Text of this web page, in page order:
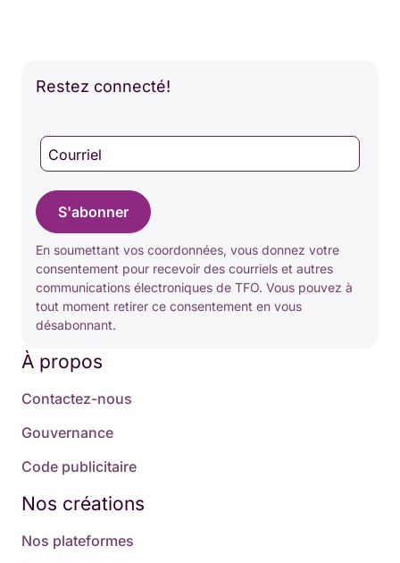
Restez connecté!
Courriel
S'abonner
En soumettant vos coordonnées, vous donnez votre
consentement pour recevoir des courriels et autres
communications électroniques de TFO. Vous pouvez à
tout moment retirer ce consentement en vous
désabonnant.
À propos
Contactez-nous
Gouvernance
Code publicitaire
Nos créations
Nos plateformes